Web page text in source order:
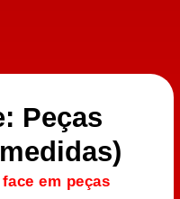
Peças
em peças